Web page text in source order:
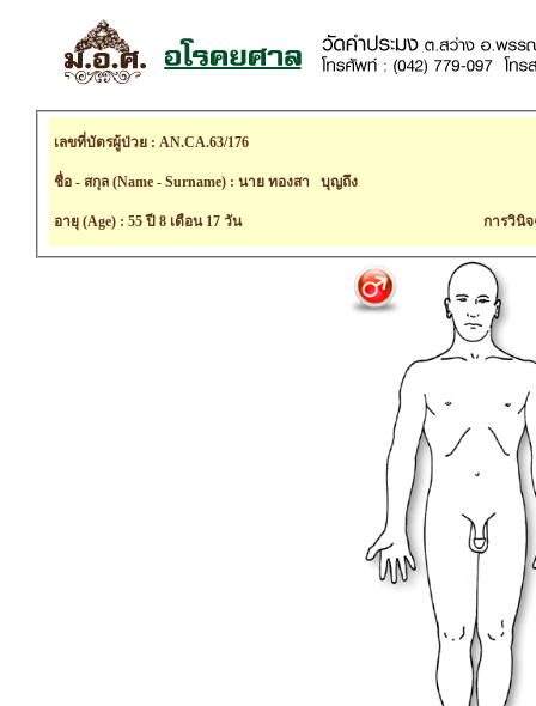
เลขที่บัตรผู้ป่วย : AN.CA.63/176
ชื่อ - สกุล (Name - Surname) : นาย ทองสา บุญถึง
อายุ (Age) : 55 ปี 8 เดือน 17 วัน การวินิ